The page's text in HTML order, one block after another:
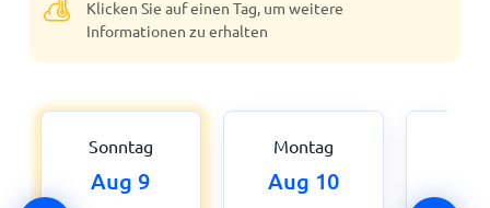
Klicken Sie auf einen Tag, um weitere
Informationen zu erhalten
Sonntag
Aug 9
Montag
Aug 10